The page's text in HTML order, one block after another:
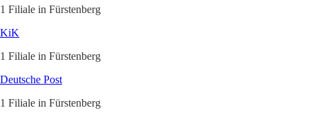
1 Filiale in Fürstenberg
KiK
1 Filiale in Fürstenberg
Deutsche Post
1 Filiale in Fürstenberg